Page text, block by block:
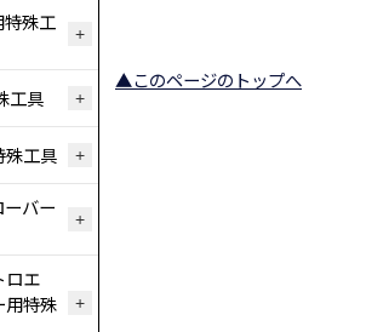
特殊工
工具
殊工具
バー
ロエ
用特殊
▲このページのトップへ